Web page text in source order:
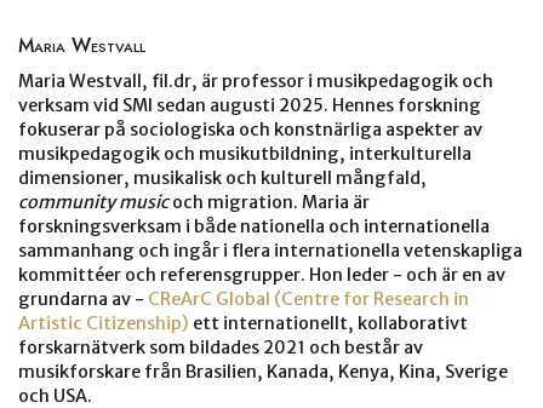
Maria Westvall
Maria Westvall, fil.dr, är professor i musikpedagogik och
verksam vid SMI sedan augusti 2025. Hennes forskning
fokuserar på sociologiska och konstnärliga aspekter av
musikpedagogik och musikutbildning, interkulturella
dimensioner, musikalisk och kulturell mångfald,
community musicoch migration. Maria är
forskningsverksam i både nationella och internationella
sammanhang och ingår i flera internationella vetenskapliga
kommittéer och referensgrupper. Hon leder - och är en av
grundarna av - CReArC Global (Centre for Research in
Artistic Citizenship) ett internationellt, kollaborativt
forskarnätverk som bildades 2021 och består av
musikforskare från Brasilien, Kanada, Kenya, Kina, Sverige
och USA.